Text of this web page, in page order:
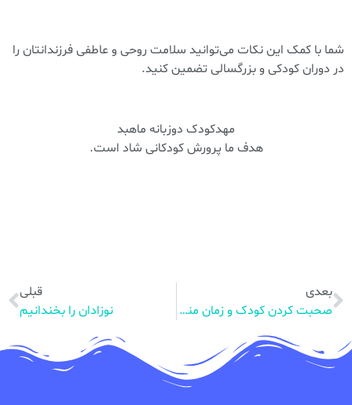
شما با کمک این نکات می‌توانید سلامت روحی و عاطفی فرزندانتان را
در دوران کودکی و بزرگسالی تضمین کنید.
مهدکودک دوزبانه ماهبد
هدف ما پرورش کودکانی شاد است.
بعدی
صحبت کردن کودک و زمان مناسب آن
قبلی
نوزادان را بخندانیم